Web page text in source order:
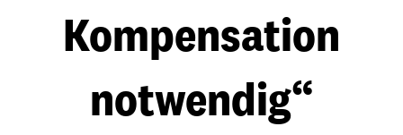
Kompensation
notwendig“